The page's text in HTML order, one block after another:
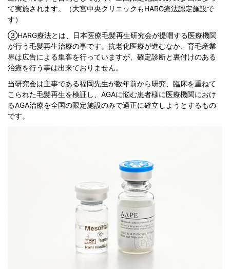
て実施されます。（大宮中央クリニックもHARG療法認定施設で
す）
③HARG療法とは、日本医療毛髪再生研究会が提唱する医療機関
が行う毛髪再生治療の事です。抗老化医療が進むなか、育毛産業
界は広告による集客を行っていますが、確定診断と裏付けのある
治療を行う事は出来ておりません。
当研究会は主事である福岡先生が数年前から研究、臨床を重ねて
こられた毛髪再生を検証し、AGAに悩む患者様に医療機関におけ
るAGA治療を全国の限定施設のみで適正に確立しようとするもの
です。